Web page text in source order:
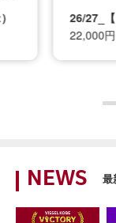
26/27_
22,000円
NEWS 最